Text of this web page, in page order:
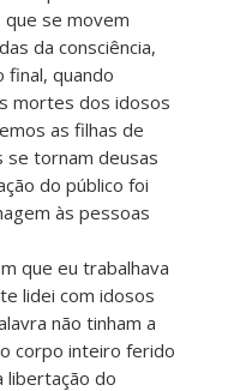
que se movem
da consciência,
final, quando
mortes dos idosos
as filhas de
se tornam deusas
do público foi
às pessoas
que eu trabalhava
lidei com idosos
não tinham a
corpo inteiro ferido
libertação do